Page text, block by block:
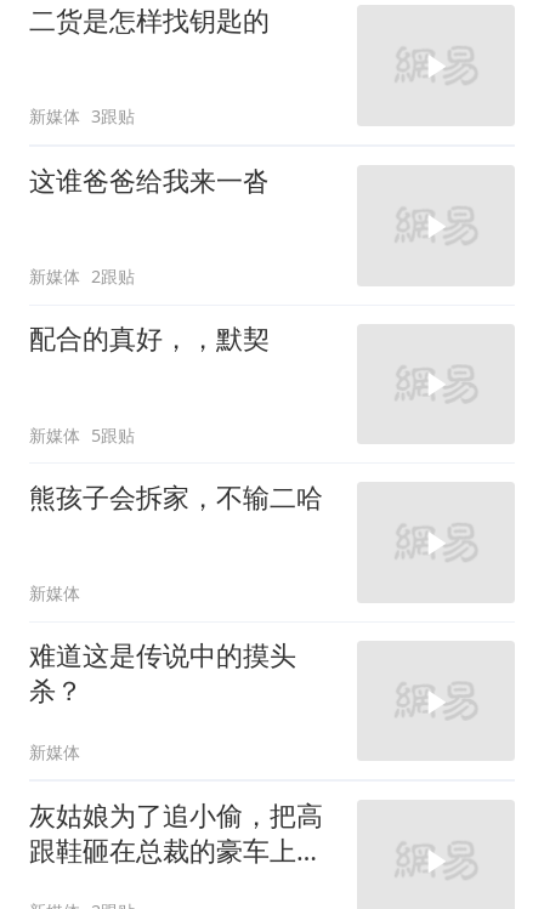
二货是怎样找钥匙的
新媒体 3跟贴
这谁爸爸给我来一沓
新媒体 2跟贴
配合的真好，，默契
新媒体 5跟贴
熊孩子会拆家，不输二哈
新媒体
难道这是传说中的摸头
杀？
新媒体
灰姑娘为了追小偷，把高
跟鞋砸在总裁的豪车上，